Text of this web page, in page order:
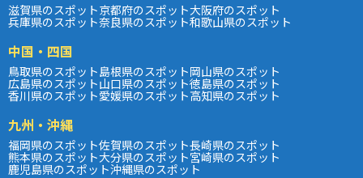
滋賀県のスポット京都府のスポット大阪府のスポット
兵庫県のスポット奈良県のスポット和歌山県のスポット
中国・四国
鳥取県のスポット島根県のスポット岡山県のスポット
広島県のスポット山口県のスポット徳島県のスポット
香川県のスポット愛媛県のスポット高知県のスポット
九州・沖縄
福岡県のスポット佐賀県のスポット長崎県のスポット
熊本県のスポット大分県のスポット宮崎県のスポット
鹿児島県のスポット沖縄県のスポット